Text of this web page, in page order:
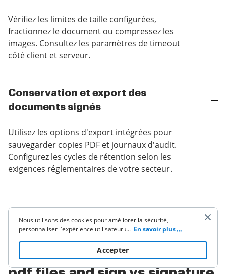
Vérifiez les limites de taille configurées,
fractionnez le document ou compressez les
images. Consultez les paramètres de timeout
côté client et serveur.
Conservation et export des
documents signés
Utilisez les options d'export intégrées pour
sauvegarder copies PDF et journaux d'audit.
Configurez les cycles de rétention selon les
exigences réglementaires de votre secteur.
Comparatif synthétique :
upload a document upload
Nous utilisons des cookies pour améliorer la sécurité,
personnaliser l'expérience utilisateur améliorer nos activités
de tiers) et pour une autre utilisation commerciale. Cliquez
pour lire notre politique de cookies. En cliquant sur «
... En savoir plus
Accepter